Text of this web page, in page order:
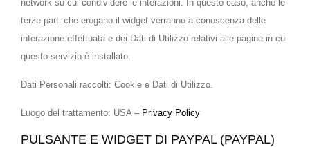
network su cui condividere le interazioni. In questo caso, anche le
terze parti che erogano il widget verranno a conoscenza delle
interazione effettuata e dei Dati di Utilizzo relativi alle pagine in cui
questo servizio è installato.
Dati Personali raccolti: Cookie e Dati di Utilizzo.
Luogo del trattamento: USA – Privacy Policy
PULSANTE E WIDGET DI PAYPAL (PAYPAL)